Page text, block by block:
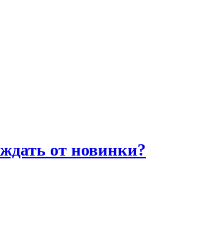
от новинки?